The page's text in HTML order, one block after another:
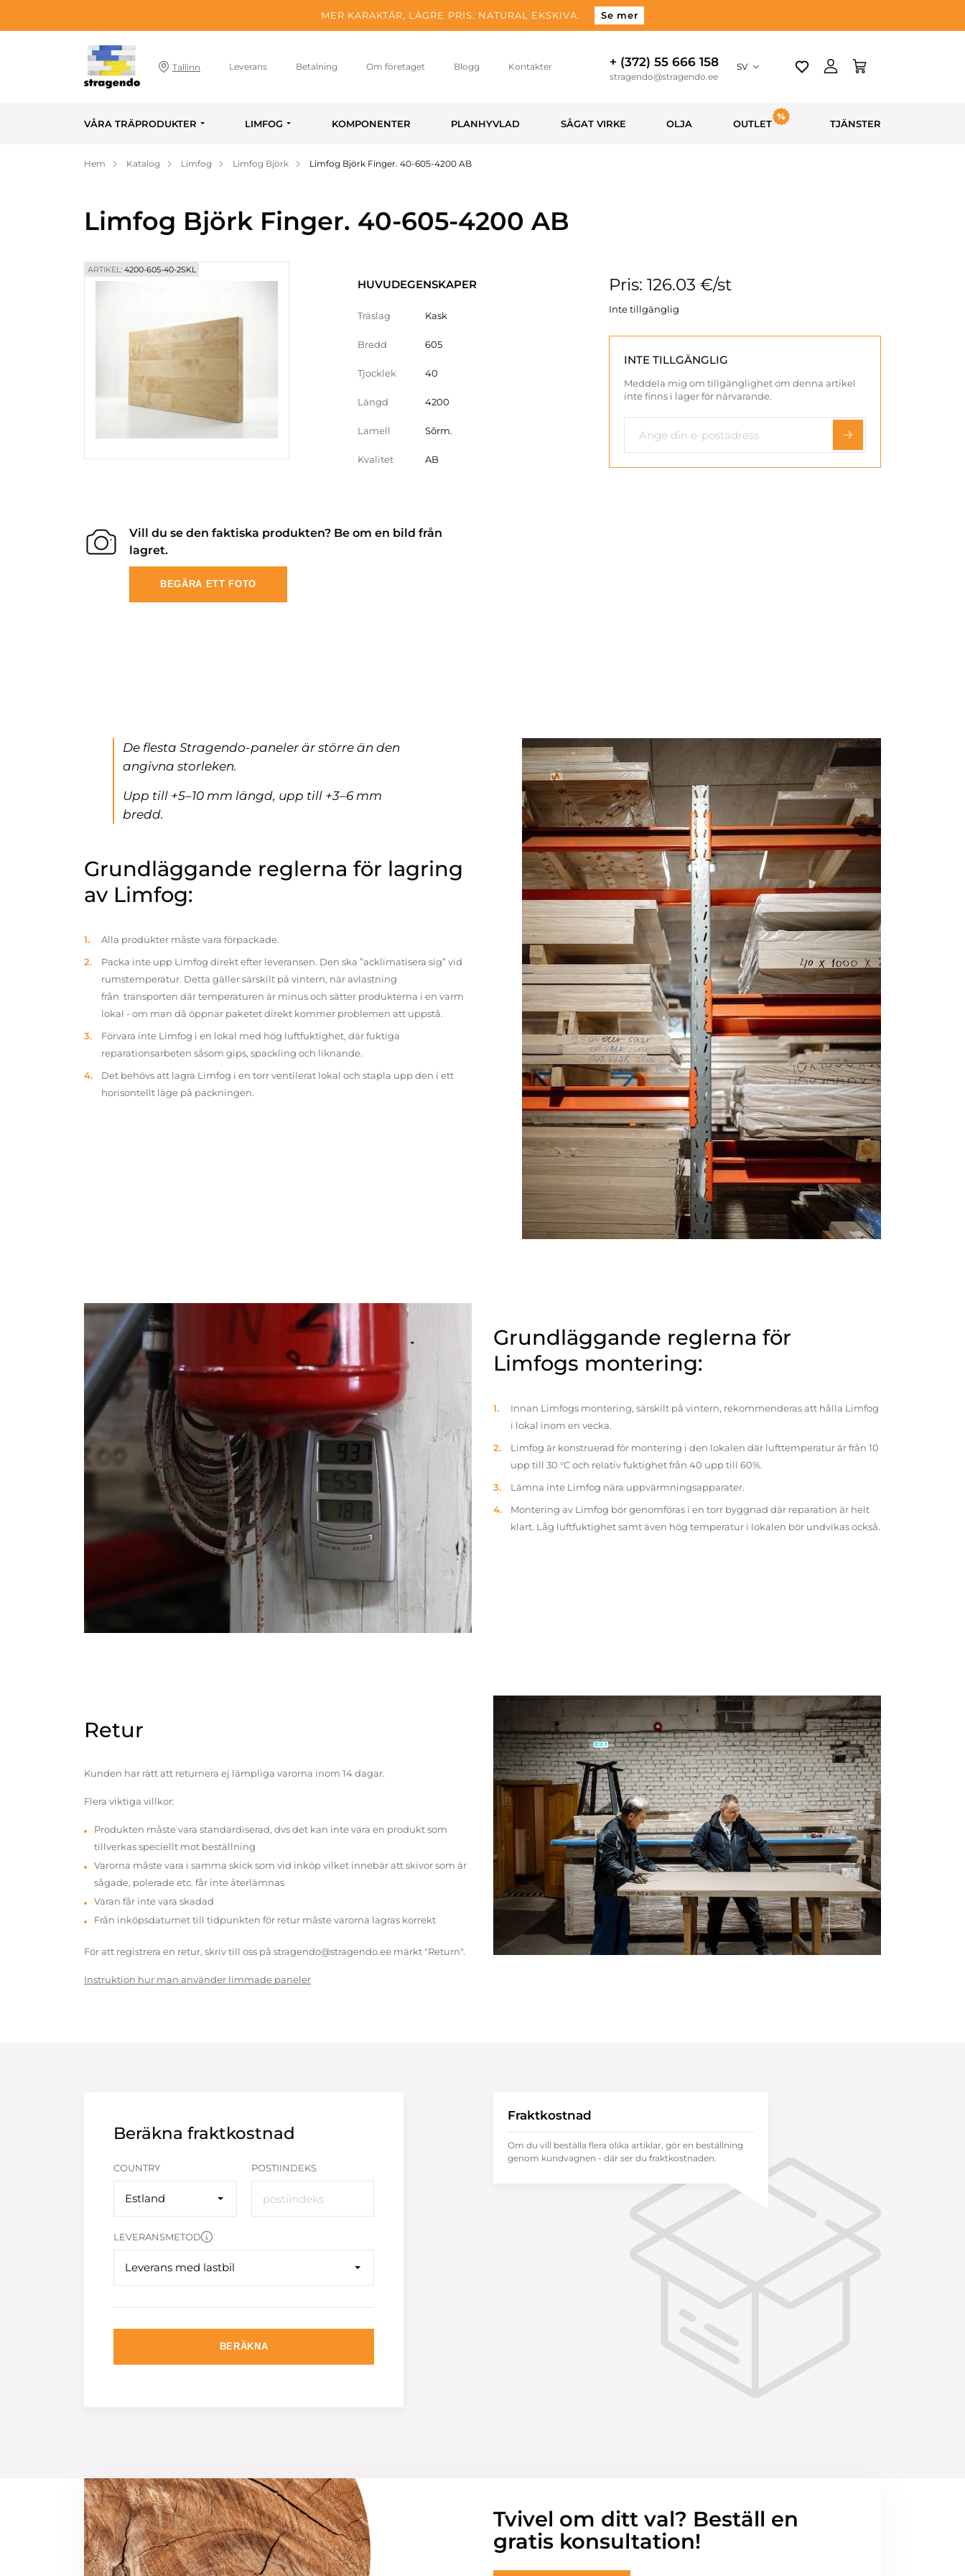
MER KARAKTÄR, LÄGRE PRIS. NATURAL EKSKIVA. Se mer
Tallinn Leverans Betalning Om företaget Blogg Kontakter + (372) 55 666 158
stragendo@stragendo.ee
SV
VÅRA TRÄPRODUKTER LIMFOG KOMPONENTER PLANHYVLAD SÅGAT VIRKE OLJA OUTLET TJÄNSTER
Hem Katalog Limfog Limfog Björk Limfog Björk Finger. 40-605-4200 AB
Limfog Björk Finger. 40-605-4200 AB
ARTIKEL: 4200-605-40-2SKL
HUVUDEGENSKAPER
Träslag Kask
Bredd 605
Tjocklek 40
Längd 4200
Lamell Sõrm.
Kvalitet AB
Pris: 126.03 €/st
Inte tillgänglig
INTE TILLGÄNGLIG
Meddela mig om tillgänglighet om denna artikel
inte finns i lager för närvarande.
Vill du se den faktiska produkten? Be om en bild från
lagret.
BEGÄRA ETT FOTO
De flesta Stragendo-paneler är större än den
angivna storleken.
Upp till +5–10 mm längd, upp till +3–6 mm
bredd.
Grundläggande reglerna för lagring
av Limfog:
Alla produkter måste vara förpackade.
Packa inte upp Limfog direkt efter leveransen. Den ska ”acklimatisera sig” vid
rumstemperatur. Detta gäller särskilt på vintern, när avlastning
från transporten där temperaturen är minus och sätter produkterna i en varm
lokal - om man då öppnar paketet direkt kommer problemen att uppstå.
Förvara inte Limfog i en lokal med hög luftfuktighet, där fuktiga
reparationsarbeten såsom gips, spackling och liknande.
Det behövs att lagra Limfog i en torr ventilerat lokal och stapla upp den i ett
horisontellt läge på packningen.
Grundläggande reglerna för
Limfogs montering:
Innan Limfogs montering, särskilt på vintern, rekommenderas att hålla Limfog
i lokal inom en vecka.
Limfog är konstruerad för montering i den lokalen där lufttemperatur är från 10
upp till 30 °C och relativ fuktighet från 40 upp till 60%.
Lämna inte Limfog nära uppvärmningsapparater.
Montering av Limfog bör genomföras i en torr byggnad där reparation är helt
klart. Låg luftfuktighet samt även hög temperatur i lokalen bör undvikas också.
Retur
Kunden har rätt att returnera ej lämpliga varorna inom 14 dagar.
Flera viktiga villkor:
Produkten måste vara standardiserad, dvs det kan inte vara en produkt som
tillverkas speciellt mot beställning
Varorna måste vara i samma skick som vid inköp vilket innebär att skivor som är
sågade, polerade etc. får inte återlämnas
Varan får inte vara skadad
Från inköpsdatumet till tidpunkten för retur måste varorna lagras korrekt
För att registrera en retur, skriv till oss på stragendo@stragendo.ee märkt "Return".
Instruktion hur man använder limmade paneler
Beräkna fraktkostnad
COUNTRY
Estland
POSTIINDEKS
LEVERANSMETOD
Leverans med lastbil
BERÄKNA
Fraktkostnad
Om du vill beställa flera olika artiklar, gör en beställning
genom kundvagnen - där ser du fraktkostnaden.
Tvivel om ditt val? Beställ en
gratis konsultation!